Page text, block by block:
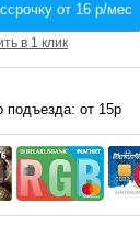
от 16 р/мес
в 1 клик
подъезда: от 15р